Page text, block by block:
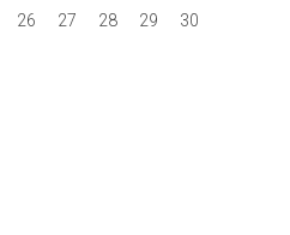
26 27 28 29 30